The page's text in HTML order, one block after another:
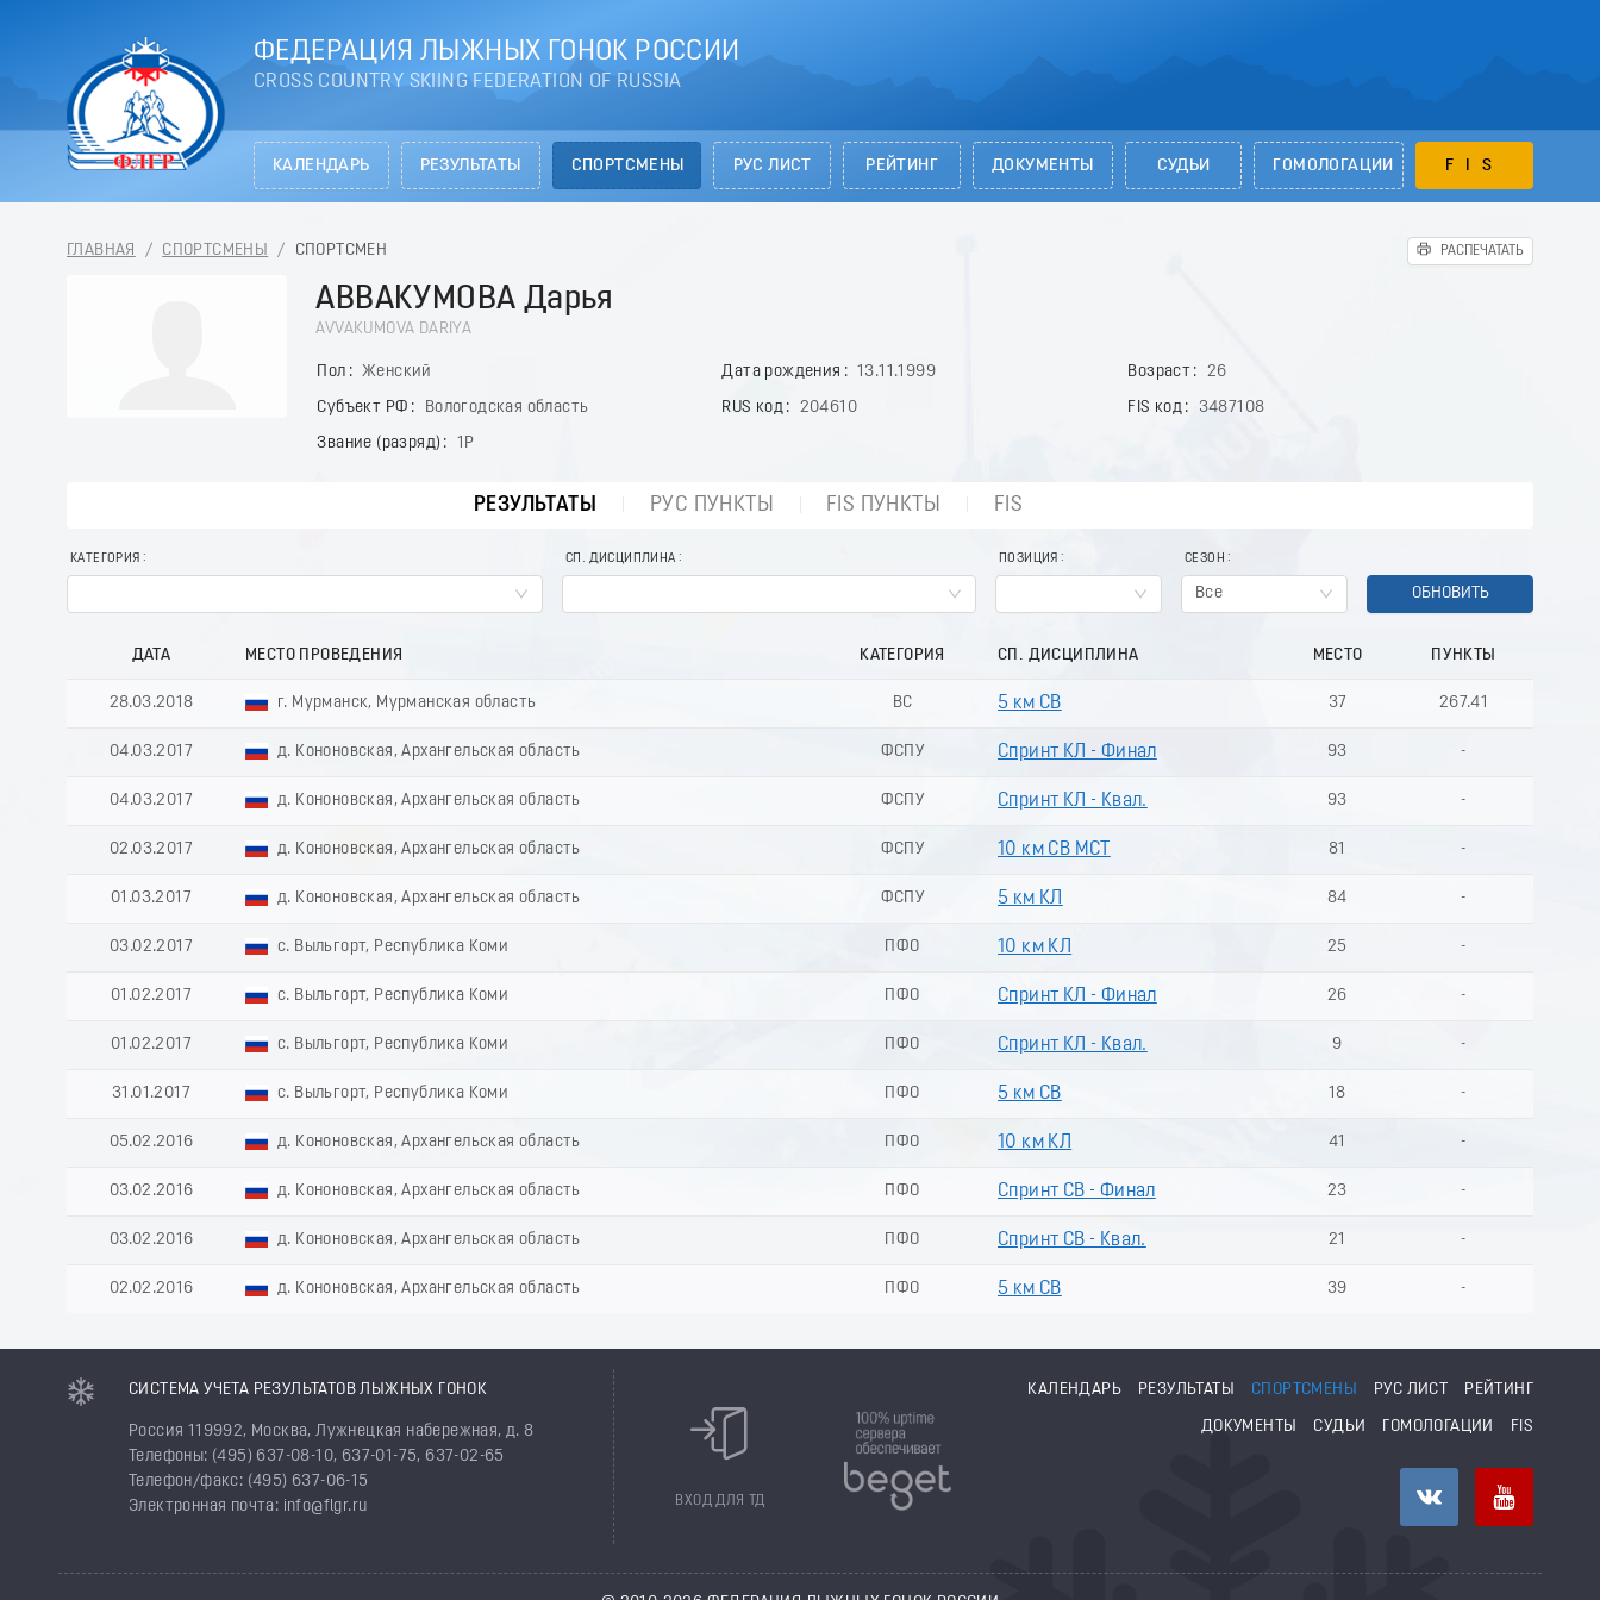
ФЕДЕРАЦИЯ ЛЫЖНЫХ ГОНОК РОССИИ
CROSS COUNTRY SKIING FEDERATION OF RUSSIA
КАЛЕНДАРЬ РЕЗУЛЬТАТЫ СПОРТСМЕНЫ РУС ЛИСТ РЕЙТИНГ ДОКУМЕНТЫ СУДЬИ ГОМОЛОГАЦИИ FIS
ГЛАВНАЯ / СПОРТСМЕНЫ / СПОРТСМЕН РАСПЕЧАТАТЬ
АВВАКУМОВА Дарья
AVVAKUMOVA DARIYA
Пол Женский Дата рождения 13.11.1999 Возраст
26
Субъект РФ
Вологодская область RUS код 204610 FIS код
3487108
Звание (разряд)
1Р
РЕЗУЛЬТАТЫ РУС ПУНКТЫ FIS ПУНКТЫ FIS
КАТЕГОРИЯ СП. ДИСЦИПЛИНА ПОЗИЦИЯ СЕЗОН
Все ОБНОВИТЬ
ДАТА МЕСТО ПРОВЕДЕНИЯ КАТЕГОРИЯ СП. ДИСЦИПЛИНА МЕСТО ПУНКТЫ
28.03.2018 г. Мурманск, Мурманская область ВС 5 км СВ 37 267.41
04.03.2017 д. Кононовская, Архангельская область ФСПУ Спринт КЛ - Финал 93 -
04.03.2017 д. Кононовская, Архангельская область ФСПУ Спринт КЛ - Квал. 93 -
02.03.2017 д. Кононовская, Архангельская область ФСПУ 10 км СВ МСТ 81 -
01.03.2017 д. Кононовская, Архангельская область ФСПУ 5 км КЛ 84 -
03.02.2017 с. Выльгорт, Республика Коми ПФО 10 км КЛ 25 -
01.02.2017 с. Выльгорт, Республика Коми ПФО Спринт КЛ - Финал 26 -
01.02.2017 с. Выльгорт, Республика Коми ПФО Спринт КЛ - Квал. 9 -
31.01.2017 с. Выльгорт, Республика Коми ПФО 5 км СВ 18 -
05.02.2016 д. Кононовская, Архангельская область ПФО 10 км КЛ 41 -
03.02.2016 д. Кононовская, Архангельская область ПФО Спринт СВ - Финал 23 -
03.02.2016 д. Кононовская, Архангельская область ПФО Спринт СВ - Квал. 21 -
02.02.2016 д. Кононовская, Архангельская область ПФО 5 км СВ 39 -
СИСТЕМА УЧЕТА РЕЗУЛЬТАТОВ ЛЫЖНЫХ ГОНОК
Россия 119992, Москва, Лужнецкая набережная, д. 8
Телефоны: (495) 637-08-10, 637-01-75, 637-02-65
Телефон/факс: (495) 637-06-15
Электронная почта: info@flgr.ru
ВХОД ДЛЯ ТД
КАЛЕНДАРЬ РЕЗУЛЬТАТЫ СПОРТСМЕНЫ РУС ЛИСТ РЕЙТИНГ
ДОКУМЕНТЫ СУДЬИ ГОМОЛОГАЦИИ FIS